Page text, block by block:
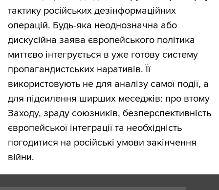
тактику російських дезінформаційних
операцій. Будь-яка неоднозначна або
дискусійна заява європейського політика
миттєво інтегрується в уже готову систему
пропагандистських наративів. Її
використовують не для аналізу самої події, а
для підсилення ширших меседжів: про втому
Заходу, зраду союзників, безперспективність
європейської інтеграції та необхідність
погодитися на російські умови закінчення
війни.